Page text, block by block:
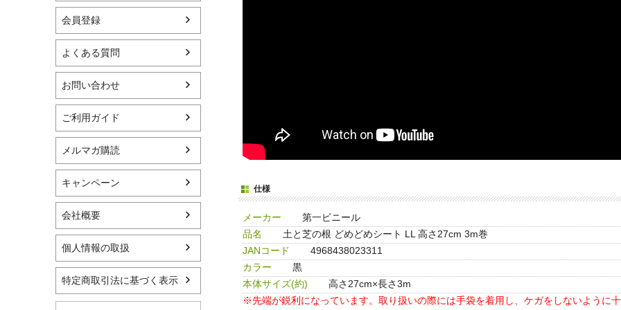
会員登録
よくある質問
お問い合わせ
ご利用ガイド
メルマガ購読
キャンペーン
会社概要
個人情報の取扱
特定商取引法に基づく表示
仕様
メーカー
第一ビニール
品名
土と芝の根 どめどめシート LL 高さ27cm 3m巻
JANコード
4968438023311
カラー
黒
本体サイズ(約)
高さ27cm×長さ3m
※先端が鋭利になっています。取り扱いの際には手袋を着用し、ケガをしないように